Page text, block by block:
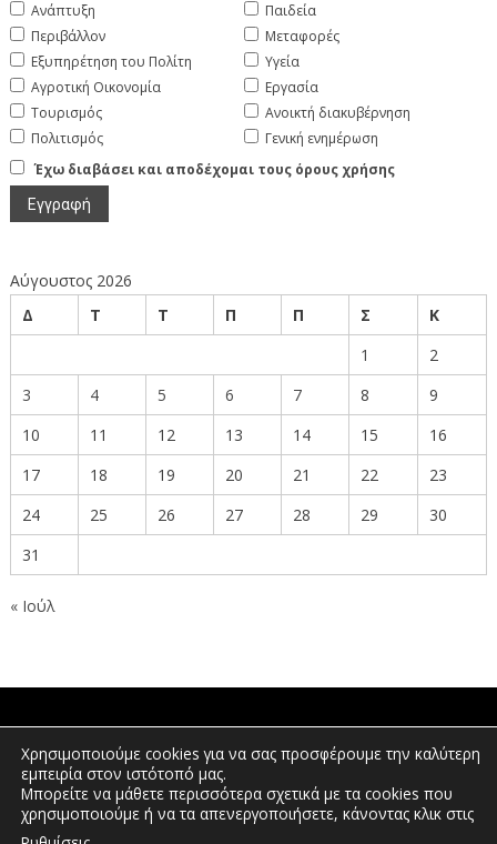
Ανάπτυξη
Περιβάλλον
Εξυπηρέτηση του Πολίτη
Αγροτική Οικονομία
Τουρισμός
Πολιτισμός
Παιδεία
Μεταφορές
Υγεία
Εργασία
Ανοικτή διακυβέρνηση
Γενική ενημέρωση
Έχω διαβάσει και αποδέχομαι τους όρους χρήσης
Αύγουστος 2026
Δ
Τ Τ Π Π Σ
Κ
1
2
3
4 5 6 7 8
9
10
11 12 13 14 15
16
17
18 19 20 21 22
23
24
25 26 27 28 29
30
31
« Ιούλ
ΠΟΛΙΤΕΣ
ΕΠΕΝΔΥΤΕΣ
Χρησιμοποιούμε cookies για να σας προσφέρουμε την καλύτερη
εμπειρία στον ιστότοπό μας.
Μπορείτε να μάθετε περισσότερα σχετικά με τα cookies που
χρησιμοποιούμε ή να τα απενεργοποιήσετε, κάνοντας κλικ στις